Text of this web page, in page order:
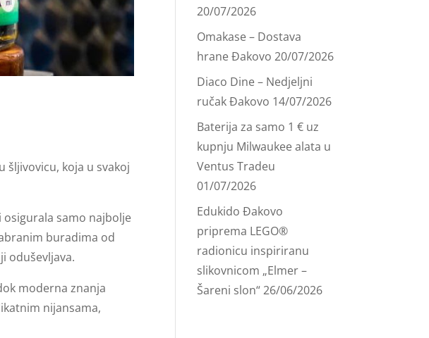
šljivovicu, koja u svakoj
osigurala samo najbolje
buradima od
oduševljava.
moderna znanja
nijansama,
20/07/2026
Omakase – Dostava
hrane Đakovo 20/07/2026
Diaco Dine – Nedjeljni
ručak Đakovo 14/07/2026
Baterija za samo 1 € uz
kupnju Milwaukee alata u
Ventus Tradeu
01/07/2026
Edukido Đakovo
priprema LEGO®
radionicu inspiriranu
slikovnicom „Elmer –
Šareni slon“26/06/2026